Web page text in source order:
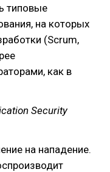
типовые
на которых
(Scrum,
как в
Security
на нападение.